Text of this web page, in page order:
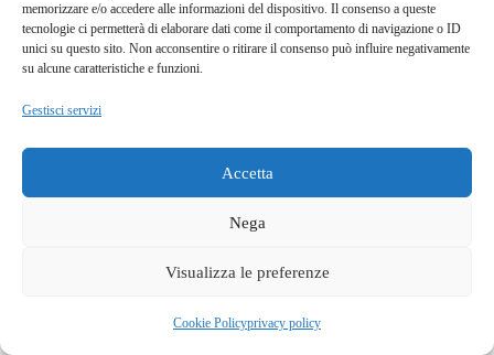
memorizzare e/o accedere alle informazioni del dispositivo. Il consenso a queste
tecnologie ci permetterà di elaborare dati come il comportamento di navigazione o ID
unici su questo sito. Non acconsentire o ritirare il consenso può influire negativamente
su alcune caratteristiche e funzioni.
Gestisci servizi
Accetta
Nega
Visualizza le preferenze
Cookie Policyprivacy policy
Kink e Fetish: Significato, Differenze e Tipi Più Diffusi
Spedizione discreta, pacco
privacy policy